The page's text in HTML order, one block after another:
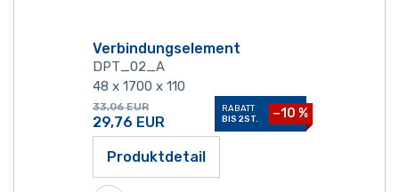
Verbindungselement
DPT_02_A
48 x 1700 x 110
33,06 EUR
29,76 EUR
RABATT
BIS 2ST.
−10 %
Produktdetail